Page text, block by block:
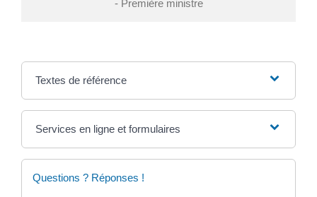
- Première ministre
Textes de référence
Services en ligne et formulaires
Questions ? Réponses !